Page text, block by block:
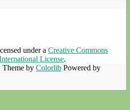
under a Creative Commons
License.
Theme by Colorlib Powered by